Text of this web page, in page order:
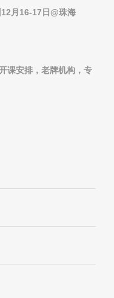
月16-17日@珠海
课安排，老牌机构，专